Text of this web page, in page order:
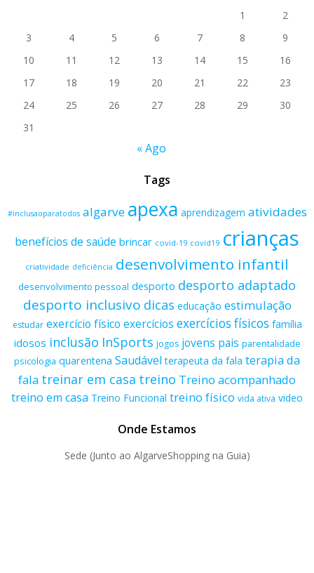
1
2
3
4 5 6 7 8
9
10
11 12 13 14 15
16
17
18 19 20 21 22
23
24
25 26 27 28 29
30
31
« Ago
Tags
#inclusaoparatodos algarve apexa aprendizagem atividades
benefícios de saúde brincar covid-19 covid19 crianças
criatividade deficiência desenvolvimento infantil
desenvolvimento pessoal desporto desporto adaptado
desporto inclusivo dicas educação estimulação
estudar exercício físico exercícios exercícios físicos família
idosos inclusão InSports jogos jovens pais parentalidade
psicologia quarentena Saudável terapeuta da fala terapia da
fala treinar em casa treino Treino acompanhado
treino em casa Treino Funcional treino físico vida ativa video
Onde Estamos
Sede (Junto ao AlgarveShopping na Guia)